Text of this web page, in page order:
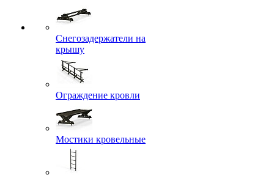
Снегозадержатели на
крышу
Ограждение кровли
Мостики кровельные